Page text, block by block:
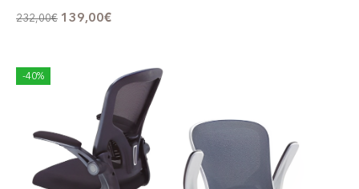
232,00€ 139,00€
-40%